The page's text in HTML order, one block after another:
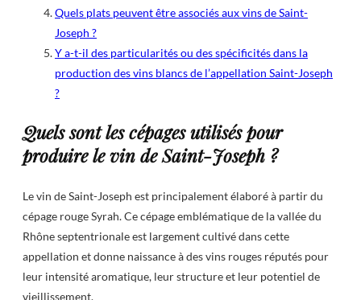
Quels plats peuvent être associés aux vins de Saint-
Joseph ?
Y a-t-il des particularités ou des spécificités dans la
production des vins blancs de l’appellation Saint-Joseph
?
Quels sont les cépages utilisés pour
produire le vin de Saint-Joseph ?
Le vin de Saint-Joseph est principalement élaboré à partir du
cépage rouge Syrah. Ce cépage emblématique de la vallée du
Rhône septentrionale est largement cultivé dans cette
appellation et donne naissance à des vins rouges réputés pour
leur intensité aromatique, leur structure et leur potentiel de
vieillissement.